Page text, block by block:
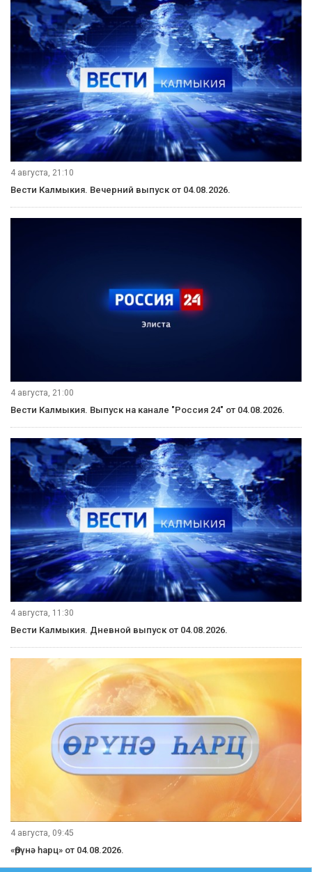
4 августа, 21:10
Вести Калмыкия. Вечерний выпуск от 04.08.2026.
4 августа, 21:00
Вести Калмыкия. Выпуск на канале "Россия 24" от 04.08.2026.
4 августа, 11:30
Вести Калмыкия. Дневной выпуск от 04.08.2026.
4 августа, 09:45
«Өрүнә һарц» от 04.08.2026.